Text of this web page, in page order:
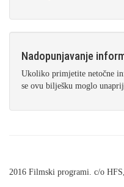
Nadopunjavanje
Ukoliko primjetite netočne
se ovu bilješku moglo
2016 Filmski programi. c/o